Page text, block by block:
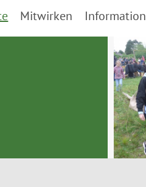
Mitwirken Information